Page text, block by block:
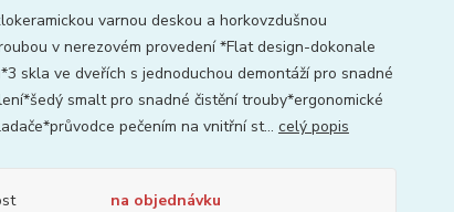
varnou deskou a horkovzdušnou
v nerezovém provedení *Flat design-dokonale
skla ve dveřích s jednoduchou demontáží pro snadné
smalt pro snadné čistění trouby*ergonomické
pečením na vnitřní st... celý popis
na objednávku